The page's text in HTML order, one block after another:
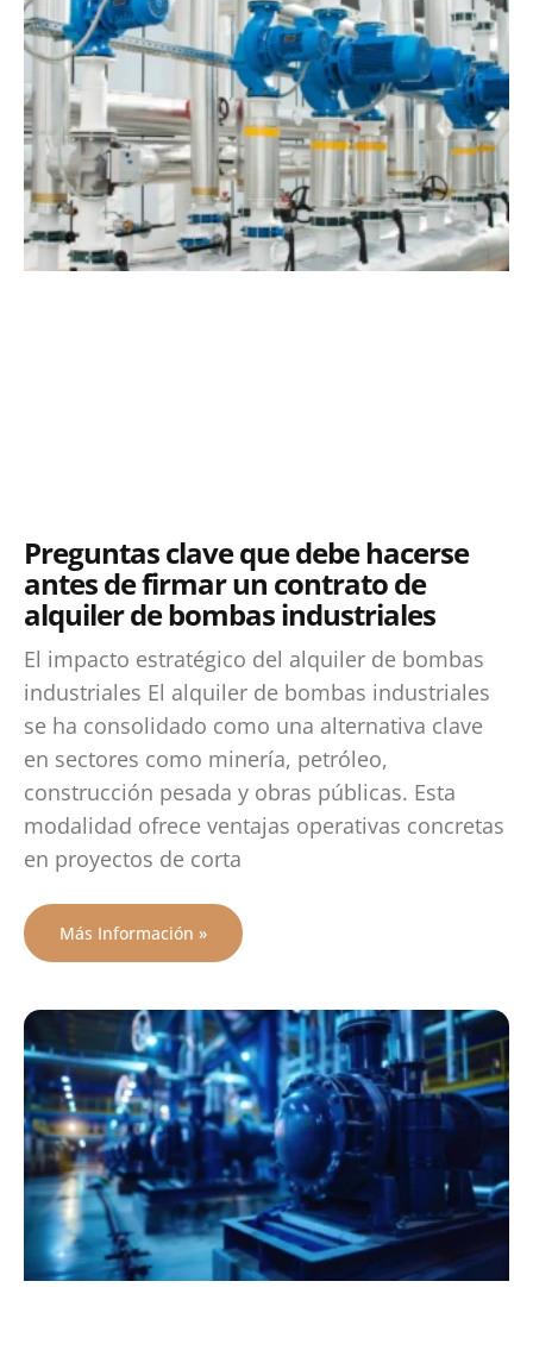
Preguntas clave que debe hacerse
antes de firmar un contrato de
alquiler de bombas industriales
El impacto estratégico del alquiler de bombas
industriales El alquiler de bombas industriales
se ha consolidado como una alternativa clave
en sectores como minería, petróleo,
construcción pesada y obras públicas. Esta
modalidad ofrece ventajas operativas concretas
en proyectos de corta
Más Información »